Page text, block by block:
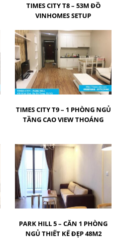
TIMES CITY T8 – 53M ĐỒ
VINHOMES SETUP
TIMES CITY T9 – 1 PHÒNG NGỦ
TẦNG CAO VIEW THOÁNG
PARK HILL 5 – CĂN 1 PHÒNG
NGỦ THIẾT KẾ ĐẸP 48M2